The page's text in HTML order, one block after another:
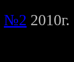
№2 2010г.